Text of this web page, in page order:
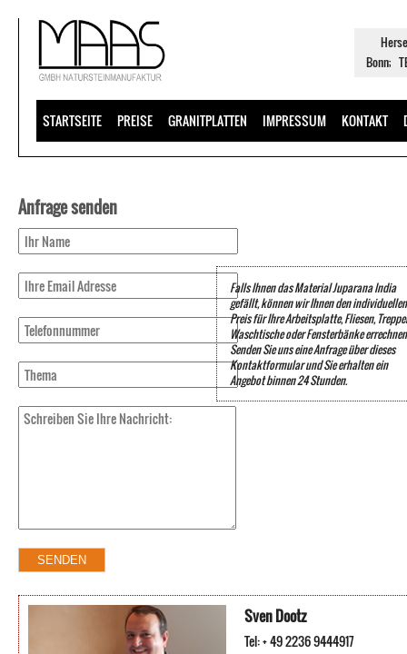
Bonn;
STARTSEITE PREISE GRANITPLATTEN IMPRESSUM KONTAKT
Anfrage senden
Falls Ihnen das Material Juparana India
gefällt, können wir Ihnen den individuellen
Preis für Ihre Arbeitsplatte, Fliesen,
Waschtische oder Fensterbänke
Senden Sie uns eine Anfrage über dieses
Kontaktformular und Sie erhalten ein
Angebot binnen 24 Stunden.
Sven Dootz
Tel: + 49 2236 9444917